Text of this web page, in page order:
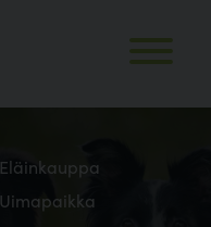
Eläinkauppa
Uimapaikka